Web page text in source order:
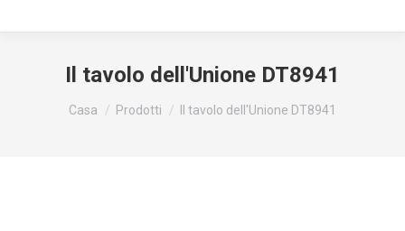
Il tavolo dell'Unione DT8941
Siete qui:
Casa Prodotti Il tavolo dell'Unione DT8941